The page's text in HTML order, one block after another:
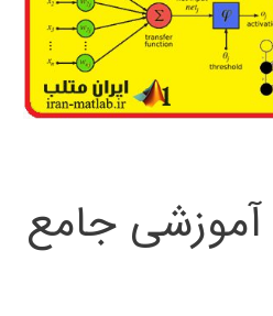
آموزشی جامع